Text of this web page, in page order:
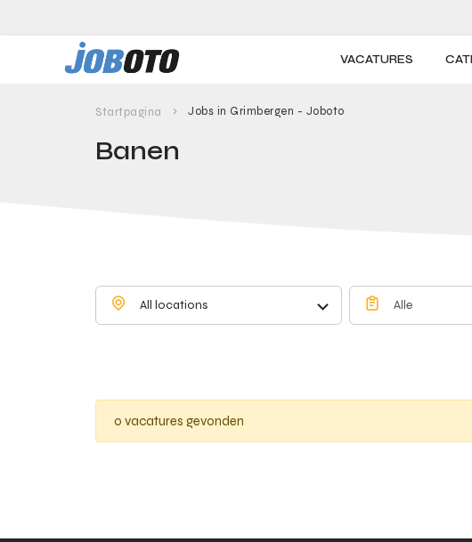
VACATURES
Startpagina Jobs in Grimbergen - Joboto
Banen
All locations Alle
0 vacatures gevonden